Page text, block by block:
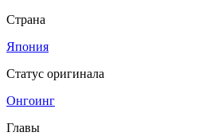
Страна
Япония
Статус оригинала
Онгоинг
Главы